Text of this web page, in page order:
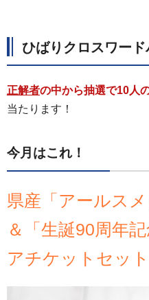
ひばりクロスワード
正解者の中から抽選で10人
当たります！
今月はこれ！
県産「アールスメ
＆「生誕90周年
アチケットセット